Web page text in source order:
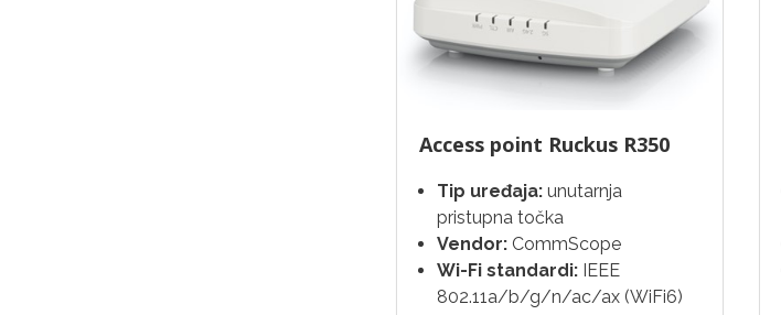
Access point Ruckus R350
Tip uređaja: unutarnja
pristupna točka
Vendor: CommScope
Wi-Fi standardi: IEEE
802.11a/b/g/n/ac/ax (WiFi6)